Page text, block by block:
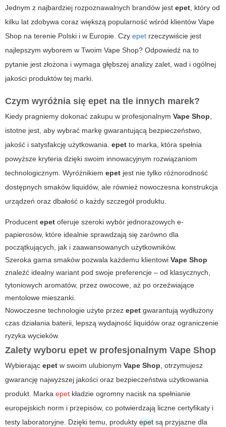
Jednym z najbardziej rozpoznawalnych brandów jest epet, który od
kilku lat zdobywa coraz większą popularność wśród klientów Vape
Shop na terenie Polski i w Europie. Czy epet rzeczywiście jest
najlepszym wyborem w Twoim Vape Shop? Odpowiedź na to
pytanie jest złożona i wymaga głębszej analizy zalet, wad i ogólnej
jakości produktów tej marki.
Czym wyróżnia się epet na tle innych marek?
Kiedy pragniemy dokonać zakupu w profesjonalnym Vape Shop,
istotne jest, aby wybrać markę gwarantującą bezpieczeństwo,
jakość i satysfakcję użytkowania. epet to marka, która spełnia
powyższe kryteria dzięki swoim innowacyjnym rozwiązaniom
technologicznym. Wyróżnikiem epet jest nie tylko różnorodność
dostępnych smaków liquidów, ale również nowoczesna konstrukcja
urządzeń oraz dbałość o każdy szczegół produktu.
Producent epet oferuje szeroki wybór jednorazowych e-
papierosów, które idealnie sprawdzają się zarówno dla
początkujących, jak i zaawansowanych użytkowników.
Szeroka gama smaków pozwala każdemu klientowi Vape Shop
znaleźć idealny wariant pod swoje preferencje – od klasycznych,
tytoniowych aromatów, przez owocowe, aż po orzeźwiające
mentolowe mieszanki.
Nowoczesne technologie użyte przez epet gwarantują wydłużony
czas działania baterii, lepszą wydajność liquidów oraz ograniczenie
ryzyka wycieków.
Zalety wyboru epet w profesjonalnym Vape Shop
Wybierając epet w swoim ulubionym Vape Shop, otrzymujesz
gwarancję najwyższej jakości oraz bezpieczeństwa użytkowania
produkt. Marka epet kładzie ogromny nacisk na spełnianie
europejskich norm i przepisów, co potwierdzają liczne certyfikaty i
testy laboratoryjne. Dzięki temu, produkty epet są przyjazne dla